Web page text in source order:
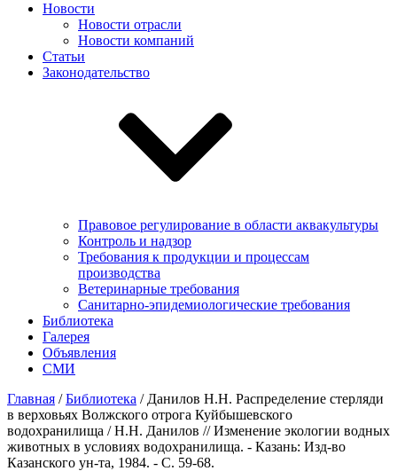
Новости
Новости отрасли
Новости компаний
Статьи
Законодательство
Правовое регулирование в области аквакультуры
Контроль и надзор
Требования к продукции и процессам
производства
Ветеринарные требования
Санитарно-эпидемиологические требования
Библиотека
Галерея
Объявления
СМИ
Главная /Библиотека / Данилов Н.Н. Распределение стерляди
в верховьях Волжского отрога Куйбышевского
водохранилища / Н.Н. Данилов // Изменение экологии водных
животных в условиях водохранилища. - Казань: Изд-во
Казанского ун-та, 1984. - С. 59-68.